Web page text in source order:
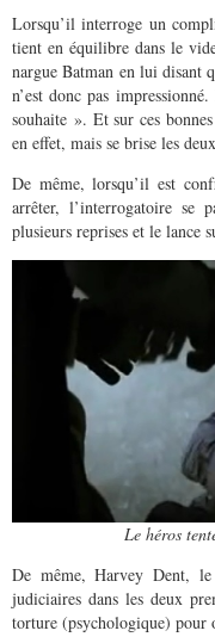
Lorsqu’il interroge un
tient en équilibre dans le
nargue Batman en lui disant
n’est donc pas
souhaite ». Et sur ces
en effet, mais se brise les
De même, lorsqu’il est
arrêter, l’interrogatoire se
plusieurs reprises et le lance
Le héros
De même, Harvey Dent,
judiciaires dans les deux
torture (psychologique) pour